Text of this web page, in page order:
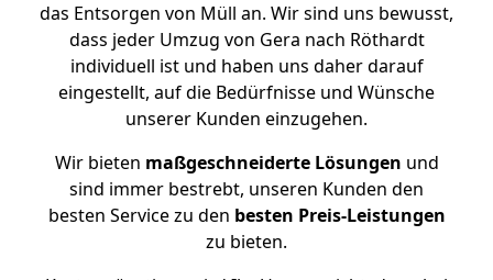
das Entsorgen von Müll an. Wir sind uns bewusst,
dass jeder Umzug von Gera nach Röthardt
individuell ist und haben uns daher darauf
eingestellt, auf die Bedürfnisse und Wünsche
unserer Kunden einzugehen.
Wir bieten maßgeschneiderte Lösungen und
sind immer bestrebt, unseren Kunden den
besten Service zu den besten Preis-Leistungen
zu bieten.